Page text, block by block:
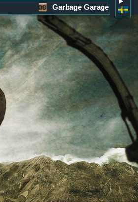
Garbage Garage